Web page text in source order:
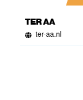
TER AA
ter-aa.nl